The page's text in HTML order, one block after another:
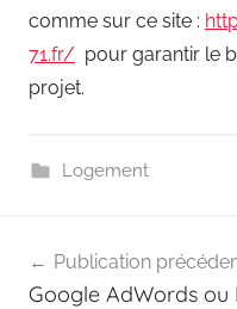
comme sur ce site :
71.fr/ pour garantir le
projet.
Logement
de
Publication
Google AdWords ou